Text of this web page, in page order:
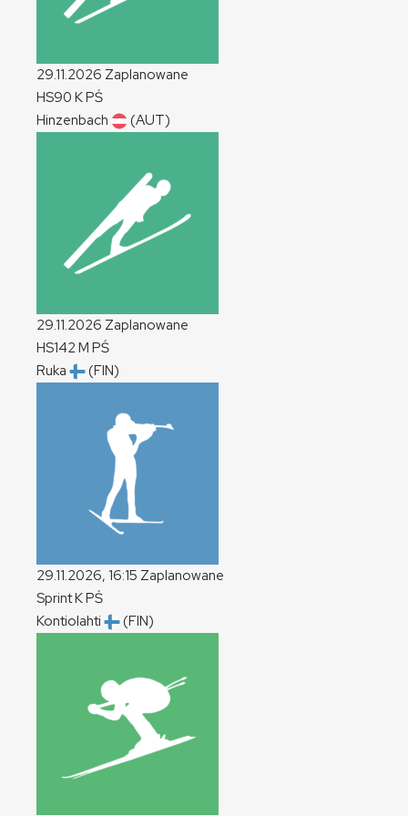
29.11.2026 Zaplanowane
HS90 KPŚ
Hinzenbach
(AUT)
29.11.2026 Zaplanowane
HS142M PŚ
Ruka
(FIN)
29.11.2026, 16:15 Zaplanowane
SprintKPŚ
Kontiolahti
(FIN)